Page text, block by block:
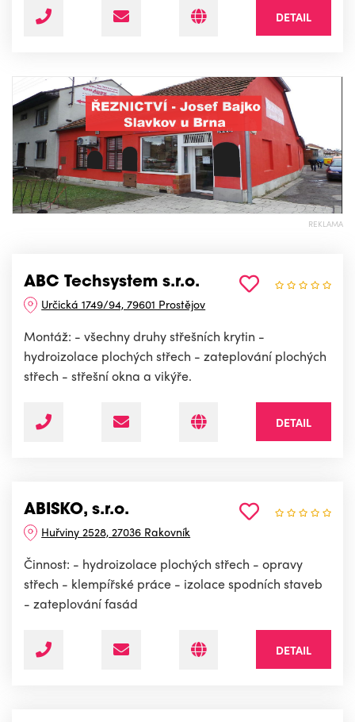
DETAIL
REKLAMA
ABC Techsystem s.r.o.
Určická 1749/94, 79601 Prostějov
Montáž: - všechny druhy střešních krytin -
hydroizolace plochých střech - zateplování plochých
střech - střešní okna a vikýře.
DETAIL
ABISKO, s.r.o.
Huřviny 2528, 27036 Rakovník
Činnost: - hydroizolace plochých střech - opravy
střech - klempířské práce - izolace spodních staveb
- zateplování fasád
DETAIL